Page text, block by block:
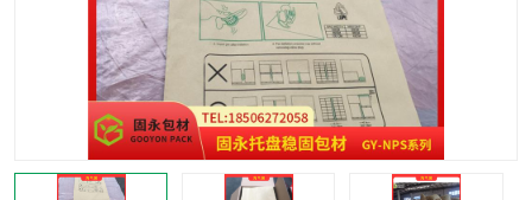
托盘捆绑带